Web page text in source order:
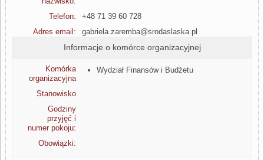
Telefon:
+48 71 39 60 728
Adres email:
gabriela.zaremba@srodaslaska.pl
Informacje o komórce organizacyjnej
Komórka
organizacyjna
Wydział Finansów i Budżetu
Stanowisko
Godziny
przyjęć i
numer pokoju:
Obowiązki: